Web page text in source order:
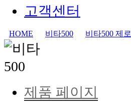
고객센터
HOME 비타500 비타500 제로
제품 페이지